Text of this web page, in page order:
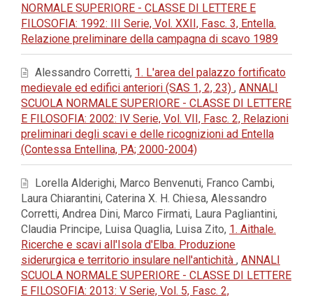
NORMALE SUPERIORE - CLASSE DI LETTERE E
FILOSOFIA: 1992: III Serie, Vol. XXII, Fasc. 3, Entella.
Relazione preliminare della campagna di scavo 1989
Alessandro Corretti, 1. L'area del palazzo fortificato
medievale ed edifici anteriori (SAS 1, 2, 23) , ANNALI
SCUOLA NORMALE SUPERIORE - CLASSE DI LETTERE
E FILOSOFIA: 2002: IV Serie, Vol. VII, Fasc. 2, Relazioni
preliminari degli scavi e delle ricognizioni ad Entella
(Contessa Entellina, PA; 2000-2004)
Lorella Alderighi, Marco Benvenuti, Franco Cambi,
Laura Chiarantini, Caterina X. H. Chiesa, Alessandro
Corretti, Andrea Dini, Marco Firmati, Laura Pagliantini,
Claudia Principe, Luisa Quaglia, Luisa Zito, 1. Aithale.
Ricerche e scavi all'Isola d'Elba. Produzione
siderurgica e territorio insulare nell'antichità , ANNALI
SCUOLA NORMALE SUPERIORE - CLASSE DI LETTERE
E FILOSOFIA: 2013: V Serie, Vol. 5, Fasc. 2,